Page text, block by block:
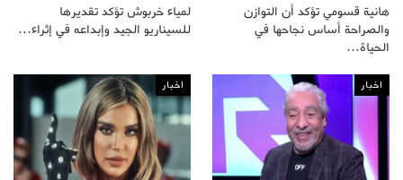
هانية قسومي تؤكد أن التوازن
والصراحة أساس نجاحها في
الحياة…
لمياء خربوش تؤكد تقديرها
للسيناريو الجيد وإبداعه في إثراء…
اخبار اخبار